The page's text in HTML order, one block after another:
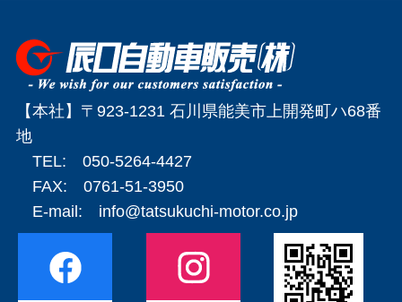
【本社】〒923-1231 石川県能美市上開発町ハ68番
地
TEL: 050-5264-4427
FAX: 0761-51-3950
E-mail: info@tatsukuchi-motor.co.jp